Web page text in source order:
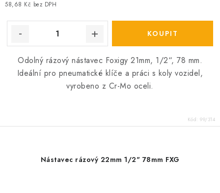
58,68 Kč bez DPH
Odolný rázový nástavec Foxigy 21mm, 1/2“, 78 mm.
Ideální pro pneumatické klíče a práci s koly vozidel,
vyrobeno z Cr-Mo oceli.
Kód: 99/314
Nástavec rázový 22mm 1/2" 78mm FXG